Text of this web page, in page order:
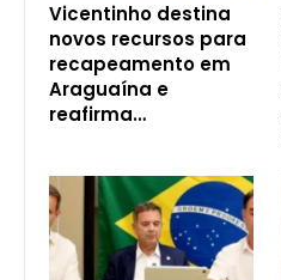
Vicentinho destina
novos recursos para
recapeamento em
Araguaína e
reafirma…